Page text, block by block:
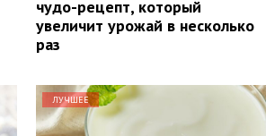
чудо-рецепт, который
увеличит урожай в несколько
раз
ЛУЧШЕЕ